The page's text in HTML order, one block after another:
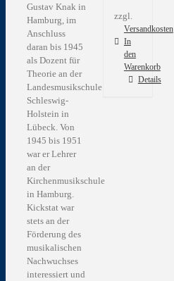
zzgl.
Versandkosten
In
den
Warenkorb
Details
Gustav Knak in
Hamburg, im
Anschluss
daran bis 1945
als Dozent für
Theorie an der
Landesmusikschule
Schleswig-
Holstein in
Lübeck. Von
1945 bis 1951
war er Lehrer
an der
Kirchenmusikschule
in Hamburg.
Kickstat war
stets an der
Förderung des
musikalischen
Nachwuchses
interessiert und